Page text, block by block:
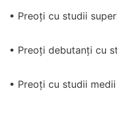
• Preoți cu studii
• Preoți debutanți cu
• Preoți cu studii